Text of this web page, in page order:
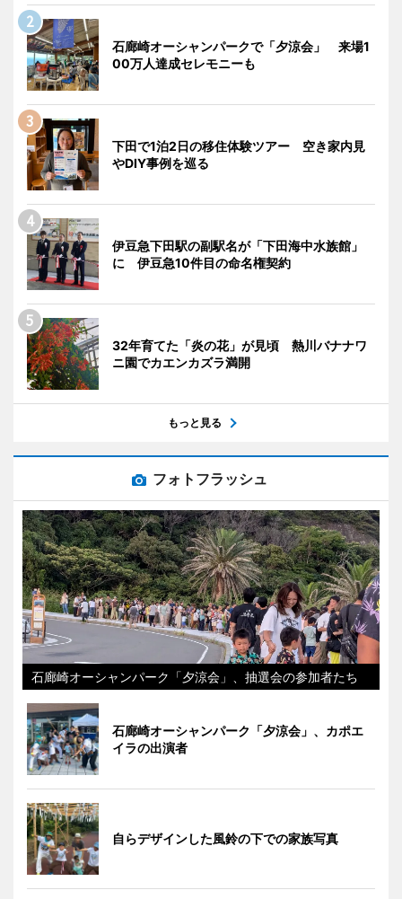
石廊崎オーシャンパークで「夕涼会」 来場1
00万人達成セレモニーも
下田で1泊2日の移住体験ツアー 空き家内見
やDIY事例を巡る
伊豆急下田駅の副駅名が「下田海中水族館」
に 伊豆急10件目の命名権契約
32年育てた「炎の花」が見頃 熱川バナナワ
ニ園でカエンカズラ満開
もっと見る
フォトフラッシュ
石廊崎オーシャンパーク「夕涼会」、抽選会の参加者たち
石廊崎オーシャンパーク「夕涼会」、カポエ
イラの出演者
自らデザインした風鈴の下での家族写真